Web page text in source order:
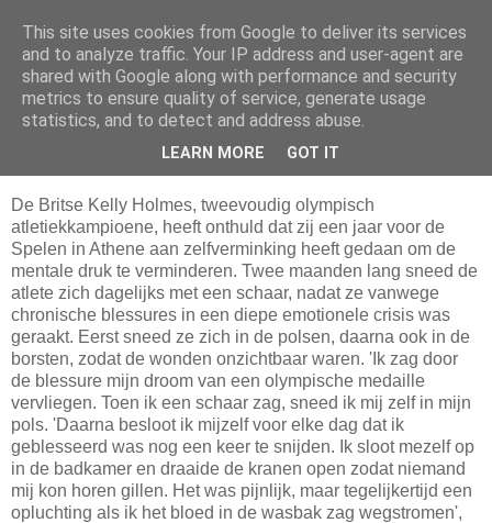
Da_Blog
You don't put a bumpersticker on a Bentley
maandag, mei 30, 2005
De Britse Kelly Holmes, tweevoudig olympisch
atletiekkampioene, heeft onthuld dat zij een jaar voor de
Spelen in Athene aan zelfverminking heeft gedaan om de
mentale druk te verminderen. Twee maanden lang sneed de
atlete zich dagelijks met een schaar, nadat ze vanwege
chronische blessures in een diepe emotionele crisis was
geraakt. Eerst sneed ze zich in de polsen, daarna ook in de
borsten, zodat de wonden onzichtbaar waren. 'Ik zag door
de blessure mijn droom van een olympische medaille
vervliegen. Toen ik een schaar zag, sneed ik mij zelf in mijn
pols. 'Daarna besloot ik mijzelf voor elke dag dat ik
geblesseerd was nog een keer te snijden. Ik sloot mezelf op
in de badkamer en draaide de kranen open zodat niemand
mij kon horen gillen. Het was pijnlijk, maar tegelijkertijd een
opluchting als ik het bloed in de wasbak zag wegstromen',
This site uses cookies from Google to deliver its services
and to analyze traffic. Your IP address and user-agent are
shared with Google along with performance and security
metrics to ensure quality of service, generate usage
statistics, and to detect and address abuse.
LEARN MORE GOT IT